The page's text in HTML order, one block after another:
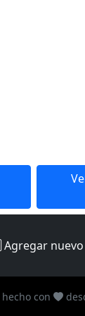
Agregar
hecho con